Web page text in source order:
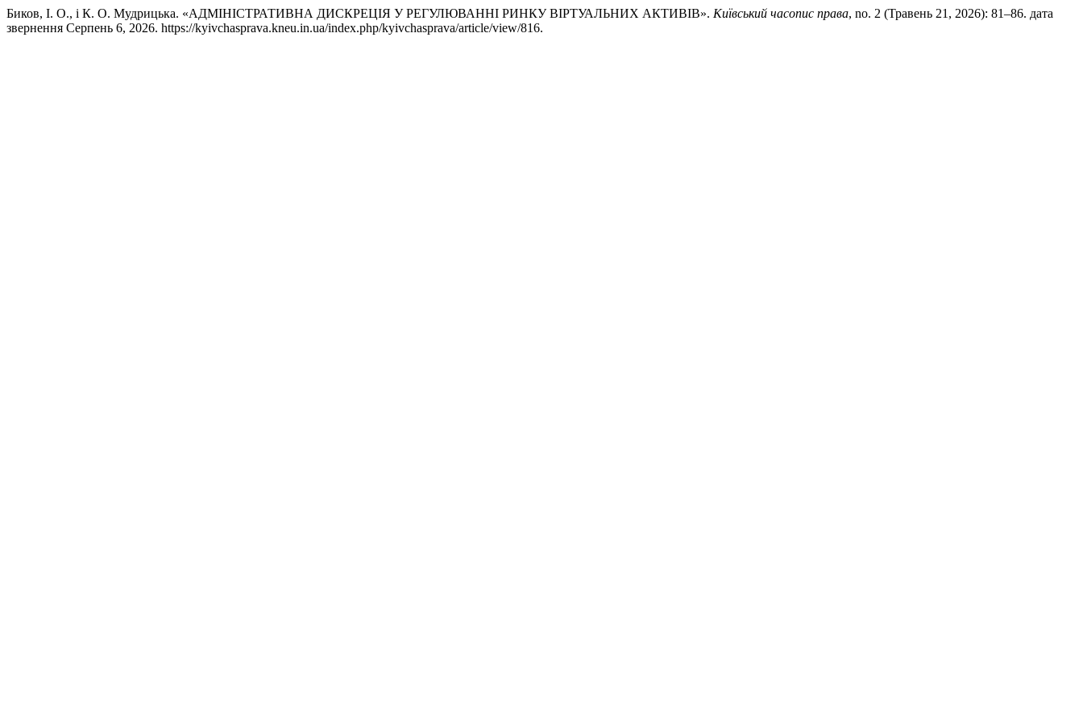
Биков, І. О., і К. О. Мудрицька. «АДМІНІСТРАТИВНА ДИСКРЕЦІЯ У РЕГУЛЮВАННІ РИНКУ ВІРТУАЛЬНИХ АКТИВІВ». Київський часопис права, no. 2 (Травень 21, 2026): 81–86. дата
звернення Серпень 6, 2026. https://kyivchasprava.kneu.in.ua/index.php/kyivchasprava/article/view/816.